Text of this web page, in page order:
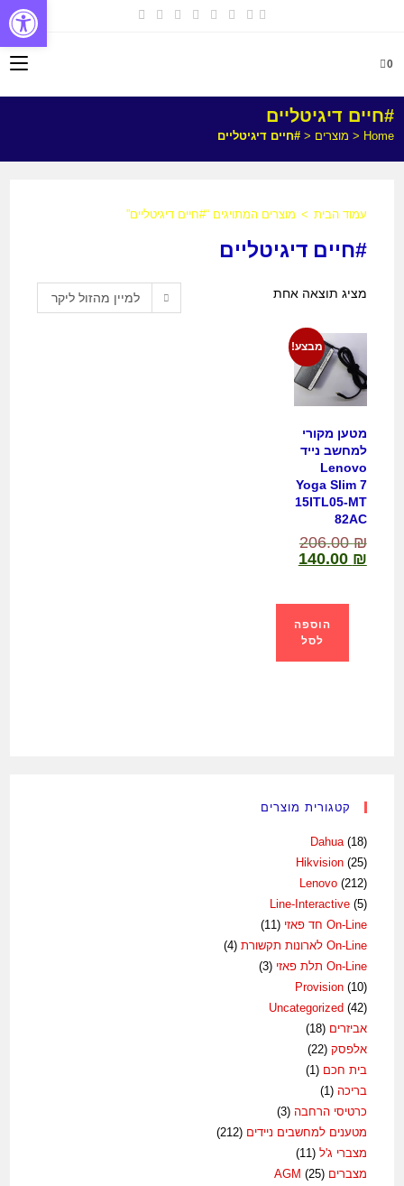
0
#חיים דיגיטליים
Home
< מוצרים <#חיים דיגיטליים
עמוד הבית > מוצרים המתויגים “#חיים דיגיטליים”
#חיים דיגיטליים
מציג תוצאה אחת למיין מהזול ליקר
מבצע!
מטען מקורי
למחשב נייד
Lenovo
Yoga Slim 7
15ITL05-MT
82AC
206.00₪
140.00 ₪
הוספה
לסל
קטגורית מוצרים
Dahua (18)
Hikvision (25)
Lenovo (212)
Line-Interactive (5)
On-Line חד פאזי
(11)
On-Line לארונות תקשורת
(4)
On-Line תלת פאזי
(3)
Provision (10)
Uncategorized (42)
אביזרים (18)
אלפסק (22)
בית חכם (1)
בריכה (1)
כרטיסי הרחבה (3)
מטענים למחשבים ניידים (212)
מצברי ג'ל (11)
מצברים AGM(25)